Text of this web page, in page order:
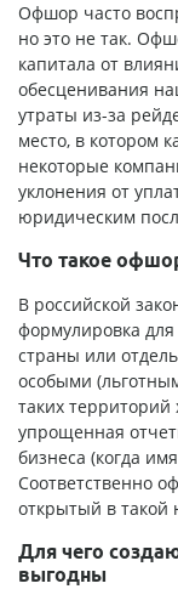
Офшор часто
но это не так.
капитала от
обесценивания
утраты из-за
место, в котором
некоторые
уклонения от
юридическим
Что такое
В российской
формулировка
страны или
особыми
таких территорий
упрощенная
бизнеса (когда
Соответственно
открытый в такой
Для чего
выгодны